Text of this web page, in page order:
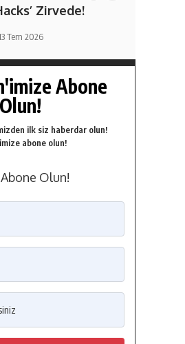
Zirvede!
Tem 2026
Abone
Olun!
ilk siz haberdar olun!
abone olun!
Olun!